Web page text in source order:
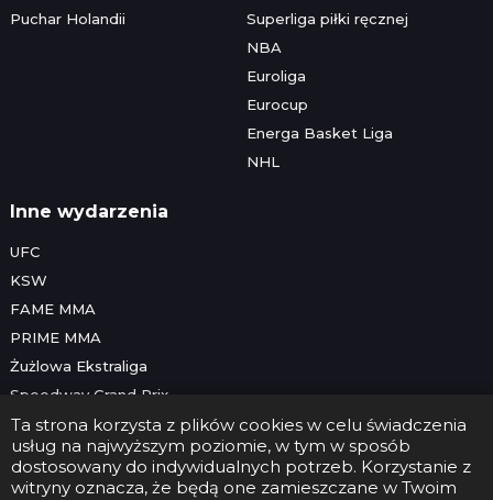
Ta strona korzysta z plików cookies w celu świadczenia
usług na najwyższym poziomie, w tym w sposób
dostosowany do indywidualnych potrzeb. Korzystanie z
witryny oznacza, że będą one zamieszczane w Twoim
Puchar Holandii
Superliga piłki ręcznej
NBA
Euroliga
Eurocup
Energa Basket Liga
NHL
Inne wydarzenia
UFC
KSW
FAME MMA
PRIME MMA
Żużlowa Ekstraliga
Speedway Grand Prix
Skoki narciarskie
Copyright © 2026 Futbolwtv.pl